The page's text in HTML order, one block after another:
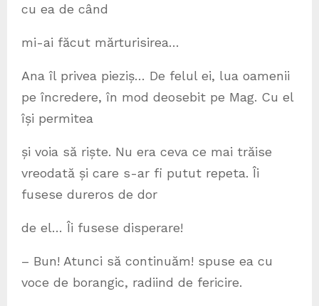
cu ea de când
mi-ai făcut mărturisirea…
Ana îl privea pieziș… De felul ei, lua oamenii
pe încredere, în mod deosebit pe Mag. Cu el
își permitea
și voia să riște. Nu era ceva ce mai trăise
vreodată și care s-ar fi putut repeta. Îi
fusese dureros de dor
de el… Îi fusese disperare!
– Bun! Atunci să continuăm! spuse ea cu
voce de borangic, radiind de fericire.